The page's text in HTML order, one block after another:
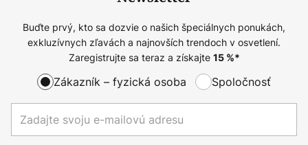
Buďte prvý, kto sa dozvie o našich špeciálnych ponukách,
exkluzívnych zľavách a najnovších trendoch v osvetlení.
Zaregistrujte sa teraz a získajte 15%*
Zákazník – fyzická osoba Spoločnosť